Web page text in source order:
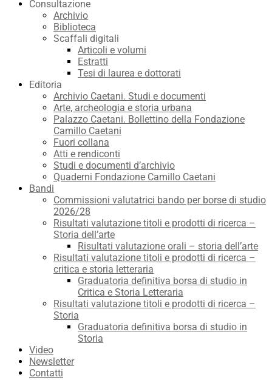
Consultazione
Archivio
Biblioteca
Scaffali digitali
Articoli e volumi
Estratti
Tesi di laurea e dottorati
Editoria
Archivio Caetani. Studi e documenti
Arte, archeologia e storia urbana
Palazzo Caetani. Bollettino della Fondazione
Camillo Caetani
Fuori collana
Atti e rendiconti
Studi e documenti d’archivio
Quaderni Fondazione Camillo Caetani
Bandi
Commissioni valutatrici bando per borse di studio
2026/28
Risultati valutazione titoli e prodotti di ricerca –
Storia dell’arte
Risultati valutazione orali – storia dell’arte
Risultati valutazione titoli e prodotti di ricerca –
critica e storia letteraria
Graduatoria definitiva borsa di studio in
Critica e Storia Letteraria
Risultati valutazione titoli e prodotti di ricerca –
Storia
Graduatoria definitiva borsa di studio in
Storia
Video
Newsletter
Contatti